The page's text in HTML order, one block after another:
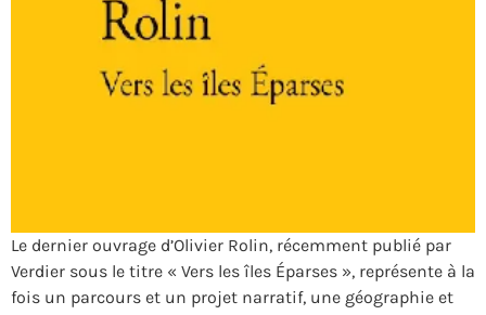
Le dernier ouvrage d’Olivier Rolin, récemment publié par
Verdier sous le titre « Vers les îles Éparses », représente à la
fois un parcours et un projet narratif, une géographie et